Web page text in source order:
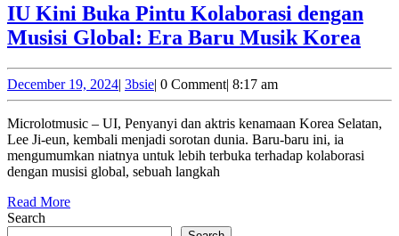
IU Kini Buka Pintu Kolaborasi dengan
Musisi Global: Era Baru Musik Korea
December 19, 2024December
19,
2024
| 3bsie3bsie
| 0 Comment| 8:17 am
Microlotmusic – UI, Penyanyi dan aktris kenamaan Korea Selatan,
Lee Ji-eun, kembali menjadi sorotan dunia. Baru-baru ini, ia
mengumumkan niatnya untuk lebih terbuka terhadap kolaborasi
dengan musisi global, sebuah langkah
Read MoreRead
Search